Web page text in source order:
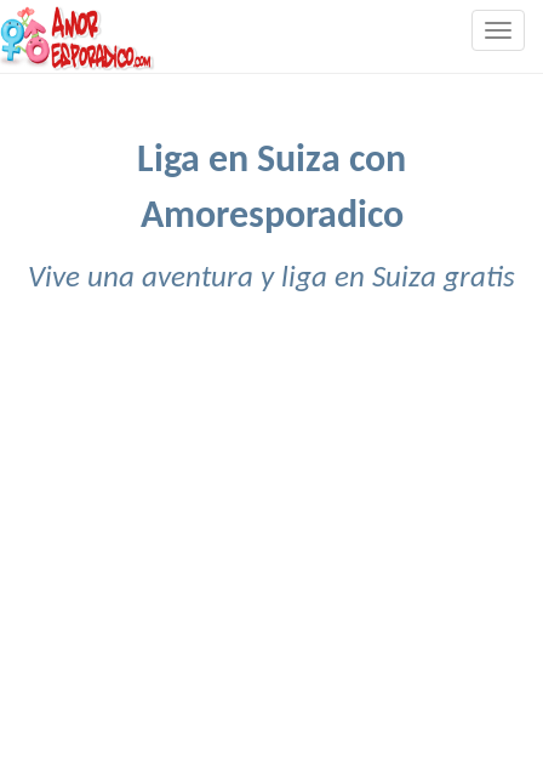
Liga en Suiza con
Amoresporadico
Vive una aventura y liga en Suiza gratis